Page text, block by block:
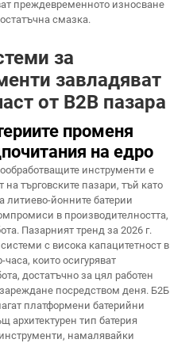
преждевременното износване
смазка.
за
завладяват
от B2B пазара
променя
на едро
инструменти е
търговските пазари, тъй като
литиево-йонните батерии
в производителността,
Пазарният тренд за 2026 г.
с висока капацитетност в
които осигуряват
достатъчно за цял работен
посредством деня. Б2Б
платформени батерийни
архитектурен тип батерия
намалявайки